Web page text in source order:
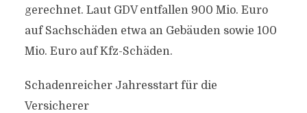
gerechnet. Laut GDV entfallen 900 Mio. Euro
auf Sachschäden etwa an Gebäuden sowie 100
Mio. Euro auf Kfz-Schäden.
Schadenreicher Jahresstart für die
Versicherer